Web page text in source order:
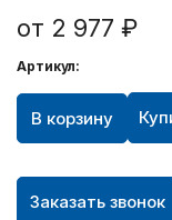
от 2 977 ₽
Артикул:
В корзину
Заказать звонок